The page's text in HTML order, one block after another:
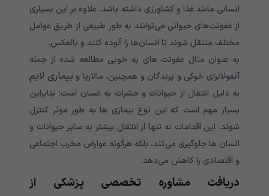
انسانی مانند غذا و کشاورزی داشته باشد. علاوه بر این بسیاری
از عفونت‌های حیوانی می‌توانند به طور طبیعی از طریق عوامل
مختلف منتقل شوند تا انسان‌ها را آلوده کنند و بالعکس.
به عنوان مثال عفونت های به خوبی مطالعه شده از جمله
آنفولانزای خوکی و پرندگان و همچنین، مالاریا و بیماری لایم
به دلیل انتقال از حیوانات و حشرات به انسان است؛ بنابراین
بسیار مهم است که این نوع بیماری ها به طور موثر کنترل
شوند. این اقدامات نه تنها از انتقال بیشتر به سایر حیوانات و
انسان ها جلوگیری می‌‌‌‌‌‌‌‌‌‌‌‌‌کند، بلکه هرگونه عوارض مخرب اجتماعی
و اقتصادی را کاهش می‌‌‌‌‌‌‌‌‌‌‌‌‌دهد.
دریافت مشاوره تخصصی پزشکی از